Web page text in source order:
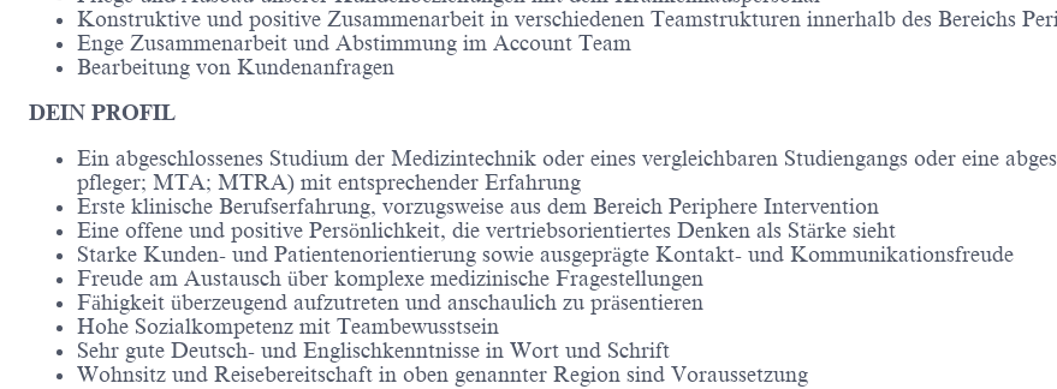
Konstruktive und positive Zusammenarbeit in verschiedenen Teamstrukturen innerhalb des Bereichs
Enge Zusammenarbeit und Abstimmung im Account Team
Bearbeitung von Kundenanfragen
DEIN PROFIL
Ein abgeschlossenes Studium der Medizintechnik oder eines vergleichbaren Studiengangs oder eine
pfleger; MTA; MTRA) mit entsprechender Erfahrung
Erste klinische Berufserfahrung, vorzugsweise aus dem Bereich Periphere Intervention
Eine offene und positive Persönlichkeit, die vertriebsorientiertes Denken als Stärke sieht
Starke Kunden- und Patientenorientierung sowie ausgeprägte Kontakt- und Kommunikationsfreude
Freude am Austausch über komplexe medizinische Fragestellungen
Fähigkeit überzeugend aufzutreten und anschaulich zu präsentieren
Hohe Sozialkompetenz mit Teambewusstsein
Sehr gute Deutsch- und Englischkenntnisse in Wort und Schrift
Wohnsitz und Reisebereitschaft in oben genannter Region sind Voraussetzung